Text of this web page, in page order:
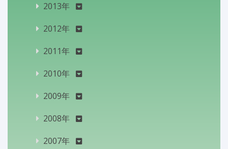
2013年
2012年
2011年
2010年
2009年
2008年
2007年